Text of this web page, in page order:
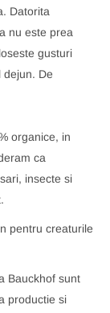
Datorita
nu este prea
gusturi
dejun. De
organice, in
ca
insecte si
pentru creaturile
Bauckhof sunt
productie si